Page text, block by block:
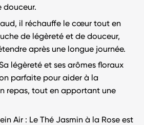
douceur.
il réchauffe le cœur tout en
de légèreté et de douceur,
après une longue journée.
légèreté et ses arômes floraux
parfaite pour aider à la
repas, tout en apportant une
Air : Le Thé Jasmin à la Rose est